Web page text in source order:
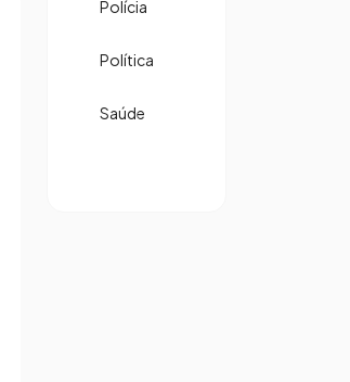
Polícia
Política
Saúde